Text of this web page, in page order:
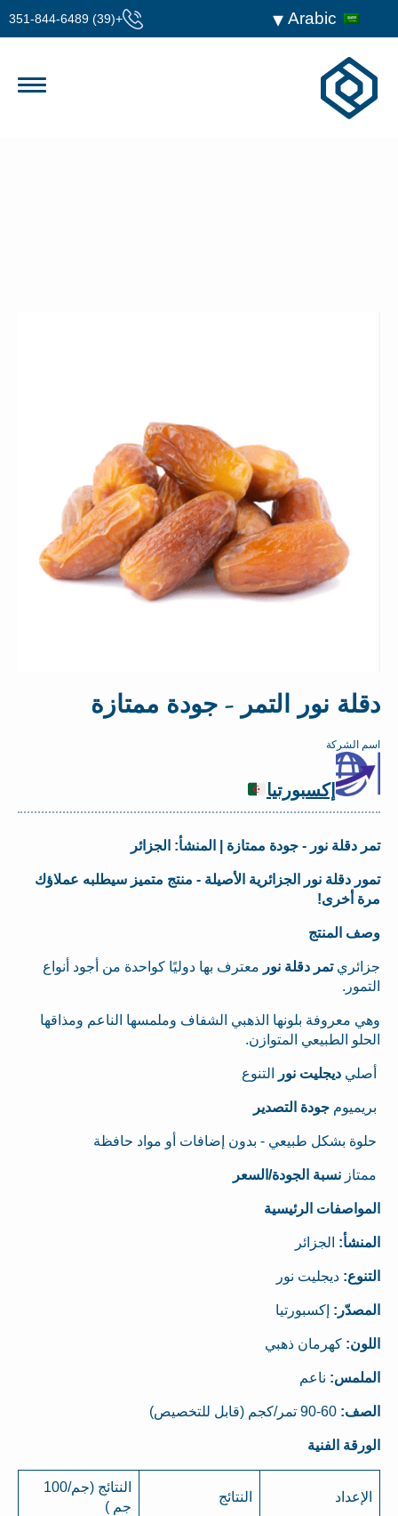
+(39) 351-844-6489
دقلة نور التمر - جودة ممتازة
اسم الشركة
إكسبورتيا
تمر دقلة نور - جودة ممتازة | المنشأ: الجزائر
تمور دقلة نور الجزائرية الأصيلة - منتج متميز سيطلبه عملاؤك
مرة أخرى!
وصف المنتج
جزائريتمر دقلة نور معترف بها دوليًا كواحدة من أجود أنواع
التمور.
وهي معروفة بلونها الذهبي الشفاف وملمسها الناعم ومذاقها
الحلو الطبيعي المتوازن.
أصلي ديجليت نور التنوع
بريميوم جودة التصدير
حلوة بشكل طبيعي - بدون إضافات أو مواد حافظة
ممتاز نسبة الجودة/السعر
المواصفات الرئيسية
المنشأ: الجزائر
التنوع: ديجليت نور
المصدّر: إكسبورتيا
اللون: كهرمان ذهبي
الملمس: ناعم
الصف:
الورقة الفنية
الإعداد النتائج
النتائج (جم/100
جم )